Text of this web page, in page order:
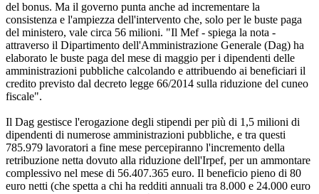
del bonus. Ma il governo punta anche ad incrementare la
consistenza e l'ampiezza dell'intervento che, solo per le buste paga
del ministero, vale circa 56 milioni. "Il Mef - spiega la nota -
attraverso il Dipartimento dell'Amministrazione Generale (Dag) ha
elaborato le buste paga del mese di maggio per i dipendenti delle
amministrazioni pubbliche calcolando e attribuendo ai beneficiari il
credito previsto dal decreto legge 66/2014 sulla riduzione del cuneo
fiscale".
Il Dag gestisce l'erogazione degli stipendi per più di 1,5 milioni di
dipendenti di numerose amministrazioni pubbliche, e tra questi
785.979 lavoratori a fine mese percepiranno l'incremento della
retribuzione netta dovuto alla riduzione dell'Irpef, per un ammontare
complessivo nel mese di 56.407.365 euro. Il beneficio pieno di 80
euro netti (che spetta a chi ha redditi annuali tra 8.000 e 24.000 euro